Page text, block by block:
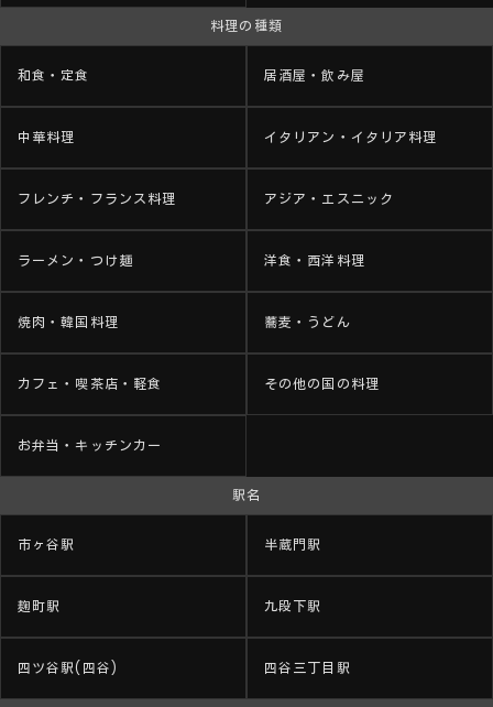
料理の種類
和食・定食 居酒屋・飲み屋
中華料理 イタリアン・イタリア料理
フレンチ・フランス料理 アジア・エスニック
ラーメン・つけ麺 洋食・西洋料理
焼肉・韓国料理 蕎麦・うどん
カフェ・喫茶店・軽食 その他の国の料理
お弁当・キッチンカー
駅名
市ヶ谷駅 半蔵門駅
麹町駅 九段下駅
四ツ谷駅(四谷) 四谷三丁目駅